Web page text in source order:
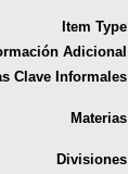
Item
Clave